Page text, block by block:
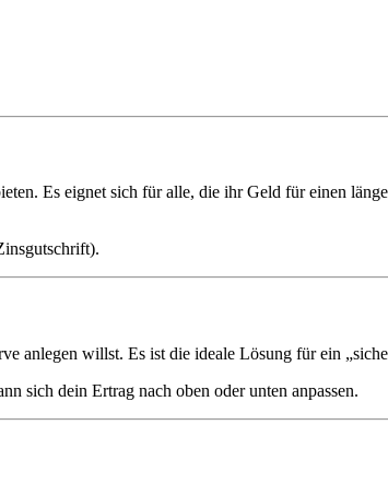
Es eignet sich für alle, die ihr Geld für einen
anlegen willst. Es ist die ideale Lösung für ein
sich dein Ertrag nach oben oder unten anpassen.